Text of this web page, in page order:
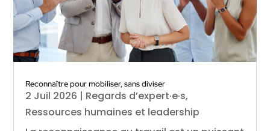
Reconnaître pour mobiliser, sans diviser
2 Juil 2026 | Regards d’expert·e·s,
Ressources humaines et leadership